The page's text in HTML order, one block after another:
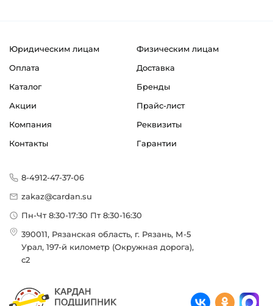
Юридическим лицам
Физическим лицам
Оплата
Доставка
Каталог
Бренды
Акции
Прайс-лист
Компания
Реквизиты
Контакты
Гарантии
8-4912-47-37-06
zakaz@cardan.su
Пн-Чт 8:30-17:30 Пт 8:30-16:30
390011, Рязанская область, г. Рязань, М-5
Урал, 197-й километр (Окружная дорога),
с2